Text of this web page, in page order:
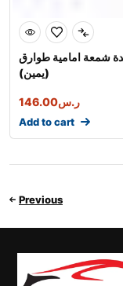
شمعة امامية طوارق
(يمين)
ر.س146.00
Add to cart
Previous